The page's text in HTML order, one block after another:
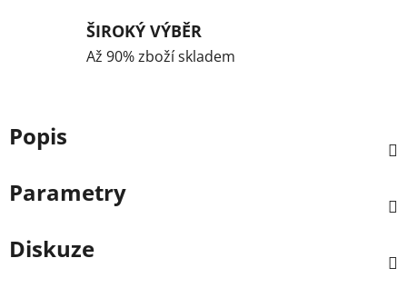
ŠIROKÝ VÝBĚR
Až 90% zboží skladem
Popis
Parametry
Diskuze